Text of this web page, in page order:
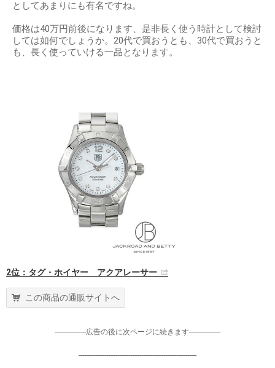
としてあまりにも有名ですね。
価格は40万円前後になります、是非長く使う時計として検討
しては如何でしょうか。20代で買おうとも、30代で買おうと
も、長く使っていける一品となります。
2位：タグ・ホイヤー アクアレーサー
この商品の通販サイトへ
-----------------広告の後に次ページに続きます-----------------
----------------------------------------------------------------